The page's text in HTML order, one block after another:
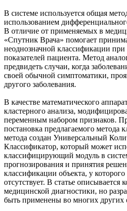
В системе используется общая
использованием
В отличие от применяемых в
«Спутник Врача» помогает
неоднозначной классификации
показателей пациента. Метод
предвидеть случаи, когда
своей обычной симптоматики,
другого заболевания.
В качестве математического
кластерного анализа,
переменным набором признаков.
постановка предлагаемого метода
метода создан Универсальный
Классификатор, который может
классифицирующий модуль в
прогнозирования и принятия
классификации объекта, у которого
отсутствует. В статье описывается
медицинской диагностики, но
быть применены во многих других